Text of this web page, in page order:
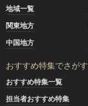
地域一覧
関東地方
中国地方
おすすめ特集でさがす
おすすめ特集一覧
担当者おすすめ特集